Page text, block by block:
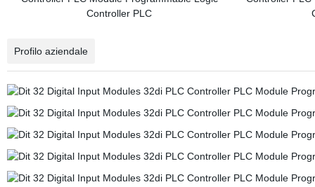
Profilo aziendale